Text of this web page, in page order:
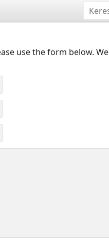
use the form below.